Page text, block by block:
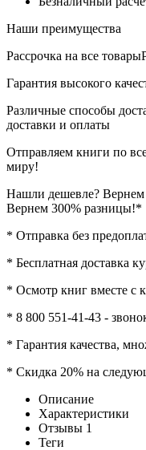
Наши преимущества
Рассрочка на все товары
Гарантия высокого
Различные способы
доставки и оплаты
Отправляем книги по
миру!
Нашли дешевле?
Вернем 300% разницы!*
* Отправка без
* Бесплатная доставка
* Осмотр книг вместе с
* 8 800 551-41-43 -
* Гарантия качества,
* Скидка 20% на
Описание
Характеристики
Отзывы 1
Теги